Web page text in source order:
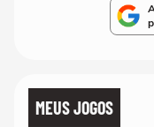
MEUS JOGOS